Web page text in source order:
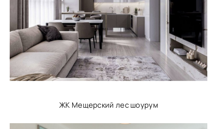
ЖК Мещерский лес шоурум